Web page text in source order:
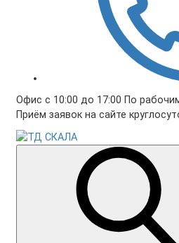
Офис с 10:00 до 17:00 По
Приём заявок на сайте